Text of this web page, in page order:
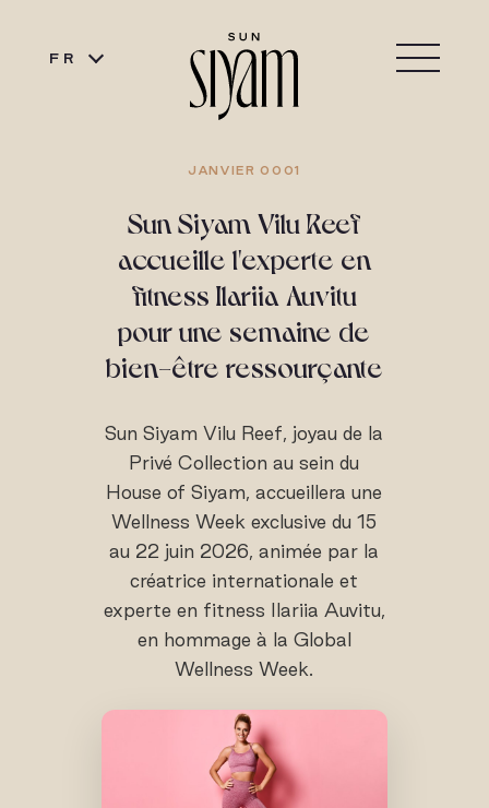
FR
JANVIER 0001
Sun Siyam Vilu Reef
accueille l'experte en
fitness Ilariia Auvitu
pour une semaine de
bien-être ressourçante
Sun Siyam Vilu Reef, joyau de la
Privé Collection au sein du
House of Siyam, accueillera une
Wellness Week exclusive du 15
au 22 juin 2026, animée par la
créatrice internationale et
experte en fitness Ilariia Auvitu,
en hommage à la Global
Wellness Week.